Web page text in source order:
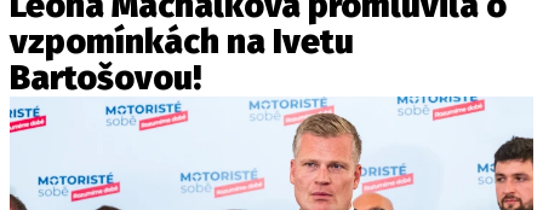
vzpomínkách na Ivetu
Bartošovou!